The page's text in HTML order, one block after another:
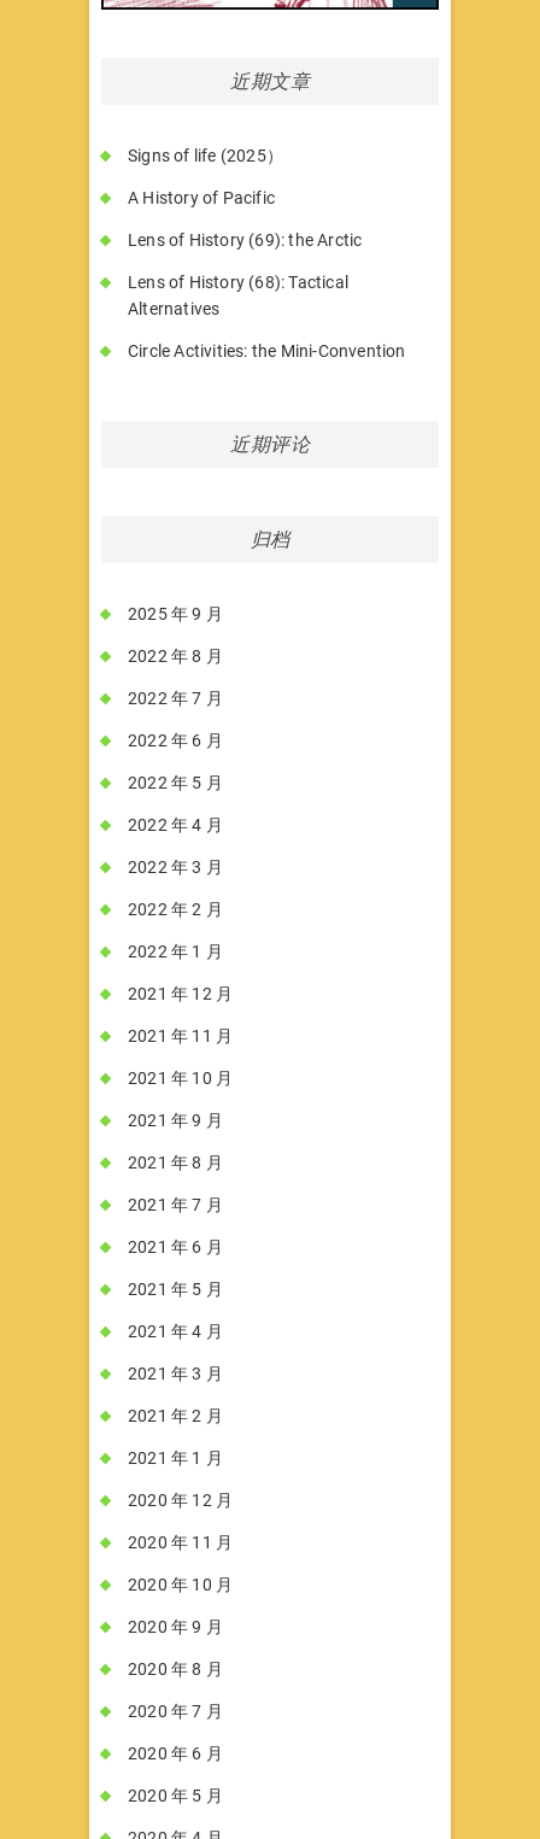
近期文章
Signs of life (2025）
A History of Pacific
Lens of History (69): the Arctic
Lens of History (68): Tactical
Alternatives
Circle Activities: the Mini-Convention
近期评论
归档
2025 年 9 月
2022 年 8 月
2022 年 7 月
2022 年 6 月
2022 年 5 月
2022 年 4 月
2022 年 3 月
2022 年 2 月
2022 年 1 月
2021 年 12 月
2021 年 11 月
2021 年 10 月
2021 年 9 月
2021 年 8 月
2021 年 7 月
2021 年 6 月
2021 年 5 月
2021 年 4 月
2021 年 3 月
2021 年 2 月
2021 年 1 月
2020 年 12 月
2020 年 11 月
2020 年 10 月
2020 年 9 月
2020 年 8 月
2020 年 7 月
2020 年 6 月
2020 年 5 月